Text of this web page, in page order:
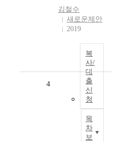
김철수
새로운제안
2019
복
사/
대
출
신
청
목
차
보
4